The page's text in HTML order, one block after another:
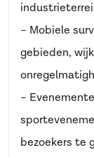
– Mobiele
gebieden,
–
bezoekers te